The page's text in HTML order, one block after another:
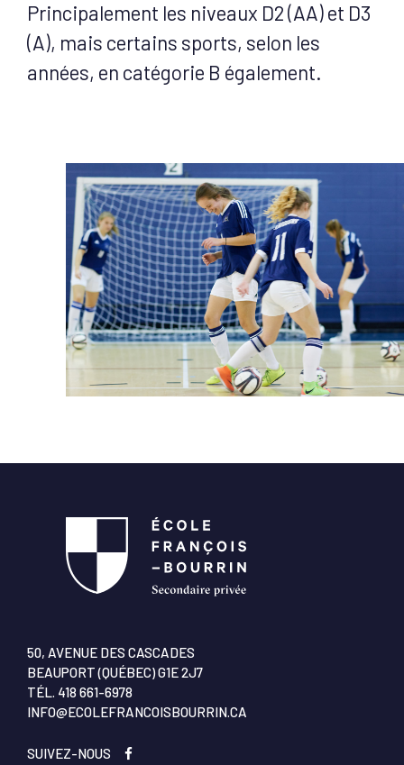
Principalement les niveaux D2 (AA) et D3
(A), mais certains sports, selon les
années, en catégorie B également.
50, AVENUE DES CASCADES
BEAUPORT (QUÉBEC) G1E 2J7
TÉL. 418 661-6978
INFO@ECOLEFRANCOISBOURRIN.CA
SUIVEZ-NOUS